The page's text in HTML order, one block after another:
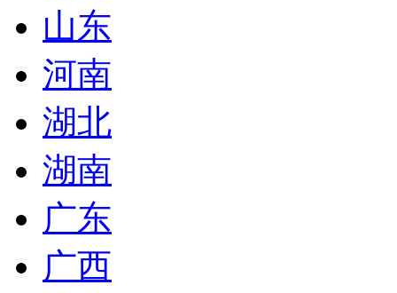
山东
河南
湖北
湖南
广东
广西